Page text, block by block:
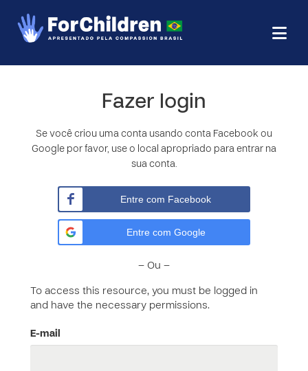
Fazer login
Se você criou uma conta usando conta Facebook ou
Google por favor, use o local apropriado para entrar na
sua conta.
Entre com Facebook
Entre com Google
– Ou –
To access this resource, you must be logged in
and have the necessary permissions.
E-mail